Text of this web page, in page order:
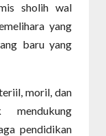
sholih wal
yang
baru yang
moril, dan
mendukung
pendidikan